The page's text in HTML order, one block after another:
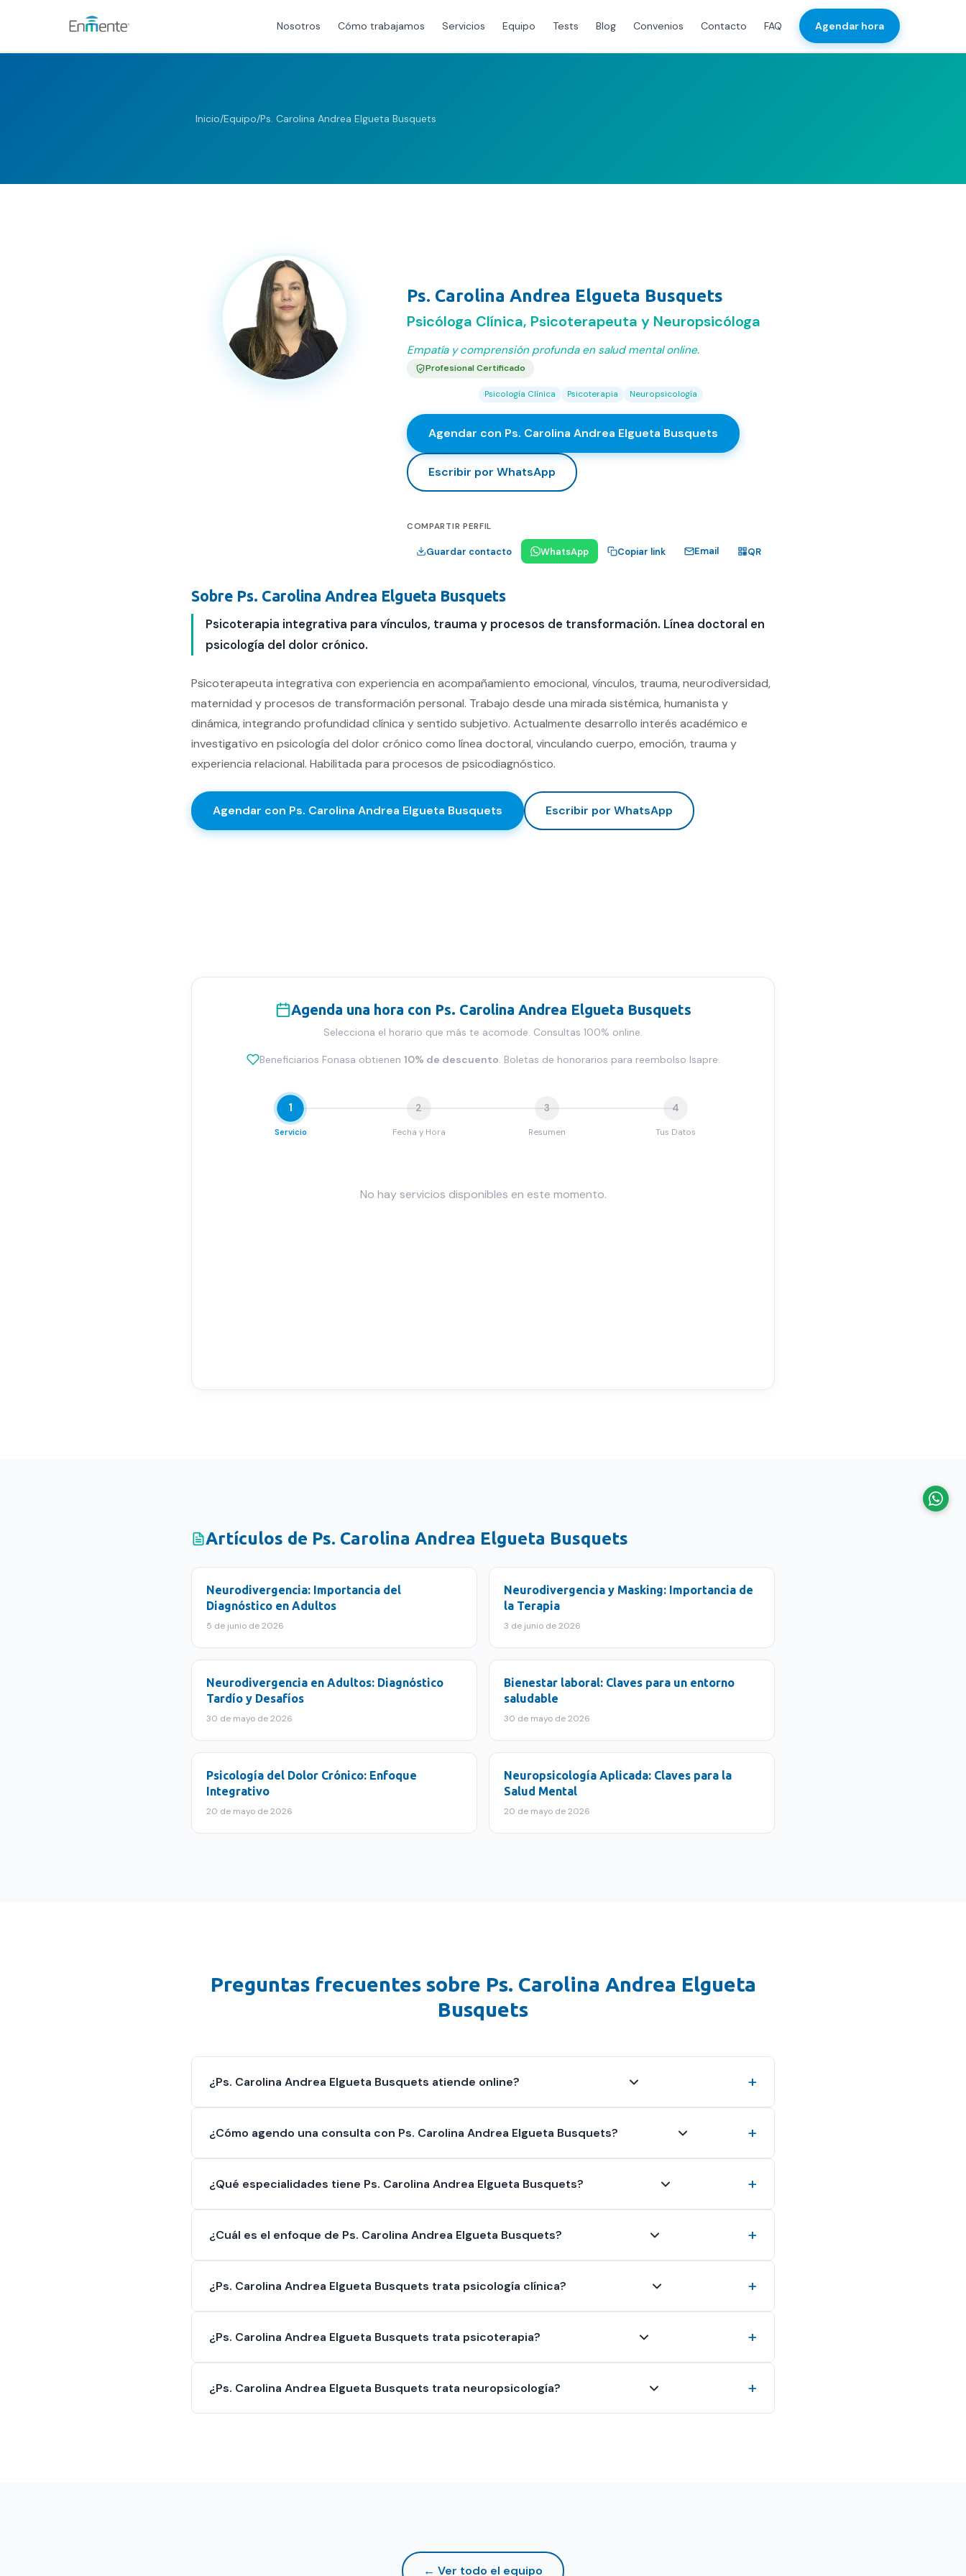
Nosotros Cómo trabajamos Servicios Equipo Tests Blog Convenios Contacto FAQ Agendar hora
Inicio/Equipo/Ps. Carolina Andrea Elgueta Busquets
Ps. Carolina Andrea Elgueta Busquets
Psicóloga Clínica, Psicoterapeuta y Neuropsicóloga
Empatía y comprensión profunda en salud mental online.
Profesional Certificado
Psicología Clínica Psicoterapia Neuropsicología
Agendar con Ps. Carolina Andrea Elgueta Busquets
Escribir por WhatsApp
COMPARTIR PERFIL
Guardar contacto WhatsApp Copiar link Email QR
Sobre Ps. Carolina Andrea Elgueta Busquets
Psicoterapia integrativa para vínculos, trauma y procesos de transformación. Línea doctoral en
psicología del dolor crónico.
Psicoterapeuta integrativa con experiencia en acompañamiento emocional, vínculos, trauma, neurodiversidad,
maternidad y procesos de transformación personal. Trabajo desde una mirada sistémica, humanista y
dinámica, integrando profundidad clínica y sentido subjetivo. Actualmente desarrollo interés académico e
investigativo en psicología del dolor crónico como línea doctoral, vinculando cuerpo, emoción, trauma y
experiencia relacional. Habilitada para procesos de psicodiagnóstico.
Agendar con Ps. Carolina Andrea Elgueta Busquets Escribir por WhatsApp
Agenda una hora con Ps. Carolina Andrea Elgueta Busquets
Selecciona el horario que más te acomode. Consultas 100% online.
Beneficiarios Fonasa obtienen 10% de descuento. Boletas de honorarios para reembolso Isapre.
1
Servicio
2
Fecha y Hora
3
Resumen
4
Tus Datos
No hay servicios disponibles en este momento.
Artículos de Ps. Carolina Andrea Elgueta Busquets
Neurodivergencia: Importancia del
Diagnóstico en Adultos
5 de junio de 2026
Neurodivergencia y Masking: Importancia de
la Terapia
3 de junio de 2026
Neurodivergencia en Adultos: Diagnóstico
Tardío y Desafíos
30 de mayo de 2026
Bienestar laboral: Claves para un entorno
saludable
30 de mayo de 2026
Psicología del Dolor Crónico: Enfoque
Integrativo
20 de mayo de 2026
Neuropsicología Aplicada: Claves para la
Salud Mental
20 de mayo de 2026
Preguntas frecuentes sobre Ps. Carolina Andrea Elgueta
Busquets
¿Ps. Carolina Andrea Elgueta Busquets atiende online?
¿Cómo agendo una consulta con Ps. Carolina Andrea Elgueta Busquets?
¿Qué especialidades tiene Ps. Carolina Andrea Elgueta Busquets?
¿Cuál es el enfoque de Ps. Carolina Andrea Elgueta Busquets?
¿Ps. Carolina Andrea Elgueta Busquets trata psicología clínica?
¿Ps. Carolina Andrea Elgueta Busquets trata psicoterapia?
¿Ps. Carolina Andrea Elgueta Busquets trata neuropsicología?
← Ver todo el equipo